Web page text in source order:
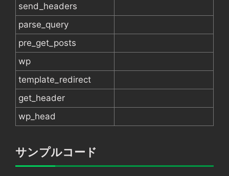
send_headers
parse_query
pre_get_posts
wp
template_redirect
get_header
wp_head
サンプルコード